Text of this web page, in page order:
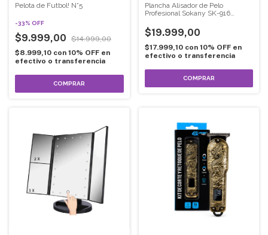
Pelota de Futbol! N°5
-33% OFF
$9.999,00
$14.999,00
$8.999,10 con 10% OFF en
efectivo o transferencia
COMPRAR
Plancha Alisador de Pelo
Profesional Sokany SK-916
$19.999,00
$17.999,10 con 10% OFF en
efectivo o transferencia